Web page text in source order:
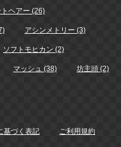
ヘアー (26)
アシンメトリー (3)
ソフトモヒカン (2)
マッシュ (38) 坊主頭 (2)
基づく表記 ご利用規約